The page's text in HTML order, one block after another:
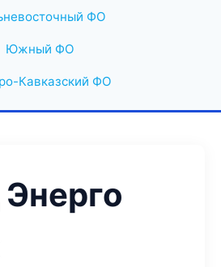
ФО
Южный ФО
Кавказский ФО